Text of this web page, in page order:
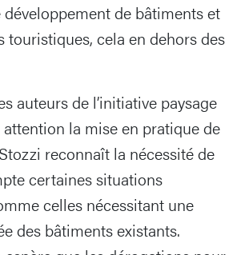
développement de bâtiments et
touristiques, cela en dehors des
auteurs de l’initiative paysage
la mise en pratique de
reconnaît la nécessité de
certaines situations
celles nécessitant une
des bâtiments existants.